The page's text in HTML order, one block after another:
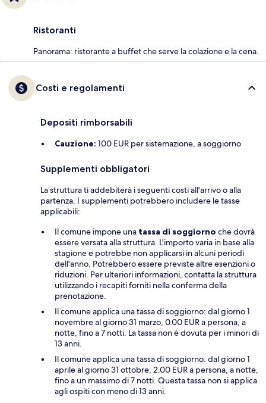
Ristoranti
Panorama: ristorante a buffet che serve la colazione e la cena.
Costi e regolamenti
Depositi rimborsabili
Cauzione: 100 EUR per sistemazione, a soggiorno
Supplementi obbligatori
La struttura ti addebiterà i seguenti costi all'arrivo o alla
partenza. I supplementi potrebbero includere le tasse
applicabili:
Il comune impone una tassa di soggiorno che dovrà
essere versata alla struttura. L'importo varia in base alla
stagione e potrebbe non applicarsi in alcuni periodi
dell'anno. Potrebbero essere previste altre esenzioni o
riduzioni. Per ulteriori informazioni, contatta la struttura
utilizzando i recapiti forniti nella conferma della
prenotazione.
Il comune applica una tassa di soggiorno: dal giorno 1
novembre al giorno 31 marzo, 0.00 EUR a persona, a
notte, fino a 7 notti. La tassa non è dovuta per i minori di
13 anni.
Il comune applica una tassa di soggiorno: dal giorno 1
aprile al giorno 31 ottobre, 2.00 EUR a persona, a notte,
fino a un massimo di 7 notti. Questa tassa non si applica
agli ospiti con meno di 13 anni.